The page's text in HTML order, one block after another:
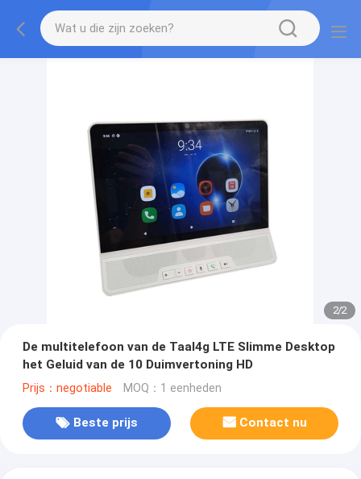
2/2
De multitelefoon van de Taal4g LTE Slimme Desktop
het Geluid van de 10 Duimvertoning HD
Prijs：negotiable MOQ：1 eenheden
Beste prijs Contact nu